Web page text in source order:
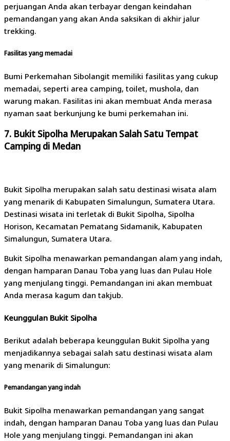
perjuangan Anda akan terbayar dengan keindahan
pemandangan yang akan Anda saksikan di akhir jalur
trekking.
Fasilitas yang memadai
Bumi Perkemahan Sibolangit memiliki fasilitas yang cukup
memadai, seperti area camping, toilet, mushola, dan
warung makan. Fasilitas ini akan membuat Anda merasa
nyaman saat berkunjung ke bumi perkemahan ini.
7. Bukit Sipolha Merupakan Salah Satu Tempat
Camping di Medan
Bukit Sipolha merupakan salah satu destinasi wisata alam
yang menarik di Kabupaten Simalungun, Sumatera Utara.
Destinasi wisata ini terletak di Bukit Sipolha, Sipolha
Horison, Kecamatan Pematang Sidamanik, Kabupaten
Simalungun, Sumatera Utara.
Bukit Sipolha menawarkan pemandangan alam yang indah,
dengan hamparan Danau Toba yang luas dan Pulau Hole
yang menjulang tinggi. Pemandangan ini akan membuat
Anda merasa kagum dan takjub.
Keunggulan Bukit Sipolha
Berikut adalah beberapa keunggulan Bukit Sipolha yang
menjadikannya sebagai salah satu destinasi wisata alam
yang menarik di Simalungun:
Pemandangan yang indah
Bukit Sipolha menawarkan pemandangan yang sangat
indah, dengan hamparan Danau Toba yang luas dan Pulau
Hole yang menjulang tinggi. Pemandangan ini akan